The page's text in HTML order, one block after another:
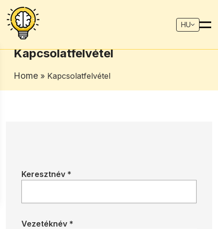
HU
Kapcsolatfelvétel
Home » Kapcsolatfelvétel
Keresztnév *
Vezetéknév *